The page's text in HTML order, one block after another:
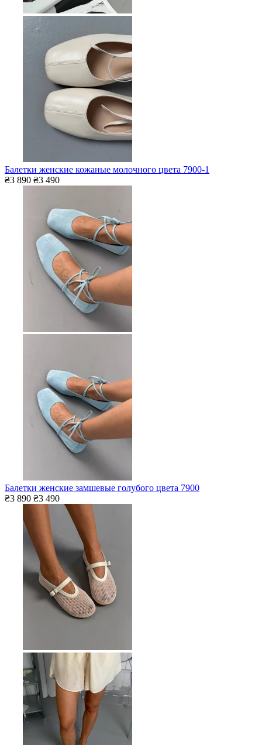
Балетки женские кожаные молочного цвета 7900-1
₴3 890 ₴3 490
Балетки женские замшевые голубого цвета 7900
₴3 890 ₴3 490